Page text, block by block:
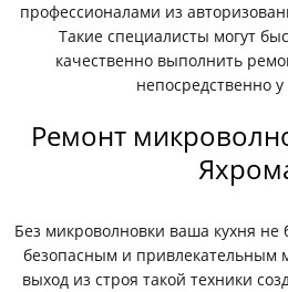
профессионалами из
Такие специалисты могут
качественно выполнить
непосредственно
Ремонт
Без микроволновки ваша кухня
безопасным и привлекательным
выход из строя такой техники